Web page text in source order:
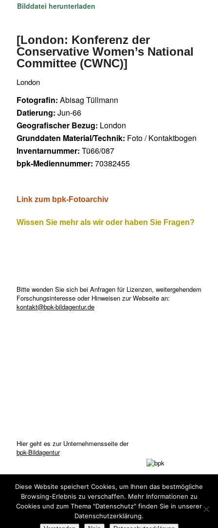
Bilddatei herunterladen
[London: Konferenz der
Conservative Women’s National
Committee (CWNC)]
London
Fotografin: Abisag Tüllmann
Datierung: Jun-66
Geografischer Bezug: London
Grunddaten Material/Technik: Foto / Kontaktbogen
Inventarnummer: Tü66/087
bpk-Mediennummer: 70382455
Link zum bpk-Fotoarchiv
Wissen Sie mehr als wir oder haben Sie Fragen?
Bitte wenden Sie sich bei Anfragen für Lizenzen, weitergehendem
Forschungsinteresse oder Hinweisen zur Webseite an:
kontakt@bpk-bildagentur.de
Hier geht es zur Unternehmensseite der
bpk-Bildagentur
© Copyright: bpk-Bildagentur 2020
Diese Website speichert Cookies, um Ihnen das bestmögliche
Browsing-Erlebnis zu verschaffen. Mehr Informationen zu
Cookies und zum Thema "Datenschutz" finden Sie in unserer
Datenschutzerklärung.